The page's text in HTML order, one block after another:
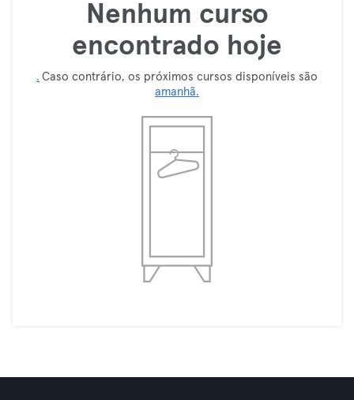
Nenhum curso
encontrado hoje
. Caso contrário, os próximos cursos disponíveis são
amanhã.